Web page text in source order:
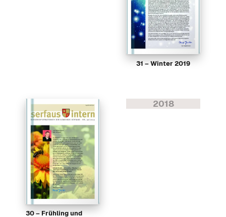
31 – Winter 2019
30 – Frühling und
2018